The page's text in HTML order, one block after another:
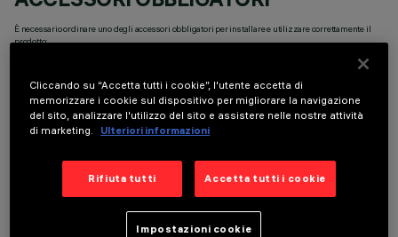
È necessario ordinare uno degli accessori obbligatori per installare e utilizzare correttamente il
prodotto:
Cliccando su “Accetta tutti i cookie”, l'utente accetta di
memorizzare i cookie sul dispositivo per migliorare la navigazione
del sito, analizzare l'utilizzo del sito e assistere nelle nostre attività
di marketing. Ulteriori informazioni
Rifiuta tutti Accetta tutti i cookie
Impostazioni cookie